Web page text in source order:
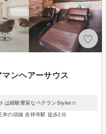
ンヘアーサウス
は経験豊富なベテランStylist☆
井の頭線 吉祥寺駅 徒歩2分